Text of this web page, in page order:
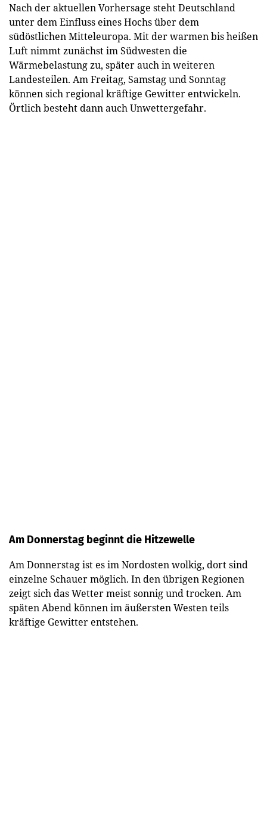
Nach der aktuellen Vorhersage steht Deutschland
unter dem Einfluss eines Hochs über dem
südöstlichen Mitteleuropa. Mit der warmen bis heißen
Luft nimmt zunächst im Südwesten die
Wärmebelastung zu, später auch in weiteren
Landesteilen. Am Freitag, Samstag und Sonntag
können sich regional kräftige Gewitter entwickeln.
Örtlich besteht dann auch Unwettergefahr.
Am Donnerstag beginnt die Hitzewelle
Am Donnerstag ist es im Nordosten wolkig, dort sind
einzelne Schauer möglich. In den übrigen Regionen
zeigt sich das Wetter meist sonnig und trocken. Am
späten Abend können im äußersten Westen teils
kräftige Gewitter entstehen.